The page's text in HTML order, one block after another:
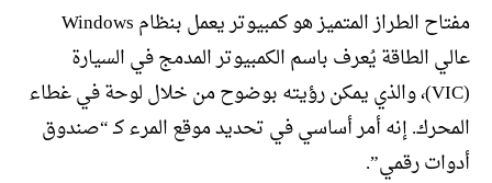
مفتاح الطراز المتميز هو كمبيوتر يعمل بنظام Windows
عالي الطاقة يُعرف باسم الكمبيوتر المدمج في السيارة
(VIC)، والذي يمكن رؤيته بوضوح من خلال لوحة في غطاء
المحرك. إنه أمر أساسي في تحديد موقع المرء كـ “صندوق
أدوات رقمي”.